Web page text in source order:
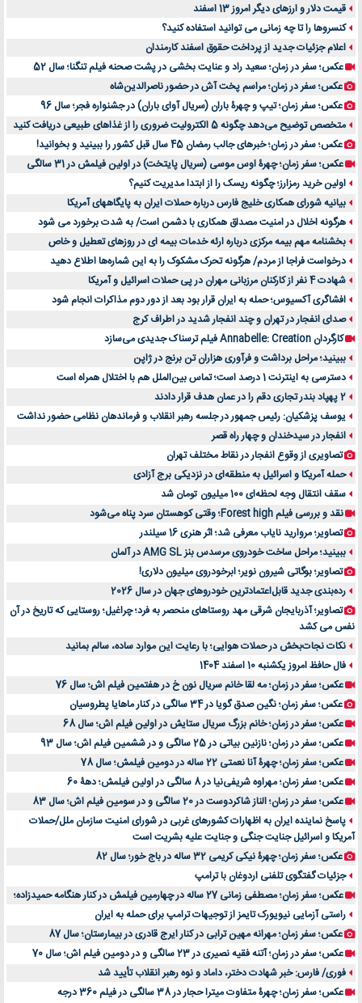
قیمت دلار و ارزهای دیگر امروز 13 اسفند
کنسروها را تا چه زمانی می توانید استفاده کنید؟
اعلام جزئیات جدید از پرداخت حقوق اسفند کارمندان
عکس؛ سفر در زمان؛ سعید راد و عنایت بخشی در پشت صحنه فیلم تنگنا؛ سال 52
عکس؛ سفر در زمان؛ مراسم پخت آش در حضور ناصرالدین‌شاه
عکس؛ سفر زمان؛ تیپ و چهرۀ باران (سریال آوای باران) در جشنواره فجر؛ سال 96
متخصص توضیح می‌دهد چگونه 5 الکترولیت ضروری را از غذاهای طبیعی دریافت کنید
عکس؛ سفر در زمان؛ خبرهای جالب رمضان 45 سال قبل کشور را ببینید و بخوانید!
عکس؛ سفر زمان؛ چهرۀ اوس موسی (سریال پایتخت) در اولین فیلمش در 31 سالگی
اولین خرید رمزارز؛ چگونه ریسک را از ابتدا مدیریت کنیم؟
بیانیه شورای همکاری خلیج فارس درباره حملات ایران به پایگاههای آمریکا
هرگونه اخلال در امنیت مصداق همکاری با دشمن است/ به شدت برخورد می شود
بخشنامه مهم بیمه مرکزی درباره ارئه خدمات بیمه ای در روزهای تعطیل و خاص
درخواست فراجا از مردم/ هرگونه تحرک مشکوک را به این شماره‌ها اطلاع دهید
شهادت 4 نفر از کارکنان مرزبانی مهران در پی حملات اسرائیل و آمریکا
افشاگری آکسیوس؛ حمله به ایران قرار بود بعد از دور دوم مذاکرات انجام شود
صدای انفجار در تهران و چند انفجار شدید در اطراف کرج
کارگردان Annabelle: Creation فیلم ترسناک جدیدی می‌سازد
ببینید؛ مراحل برداشت و فرآوری هزاران تن برنج در ژاپن
دسترسی به اینترنت 1 درصد است؛ تماس بین‌الملل هم با اختلال همراه است
2 پهپاد بندر تجاری دقم را در عمان هدف قرار دادند
یوسف پزشکیان: رئیس جمهور در جلسه رهبر انقلاب و فرماندهان نظامی حضور نداشت
انفجار در سیدخندان و چهار راه قصر
تصاویری از وقوع انفجار در نقاط مختلف تهران
حمله آمریکا و اسرائیل به منطقه‌ای در نزدیکی برج آزادی
سقف انتقال وجه لحظه‌ای 100 میلیون تومان شد
نقد و بررسی فیلم Forest high؛ وقتی کوهستان سرد پناه می‌شود
تصاویر؛ مروارید نایاب معرفی شد؛ اثر هنری 16 سیلندر
ببینید؛ مراحل ساخت خودروی مرسدس بنز AMG SL در آلمان
تصاویر؛ بوگاتی شیرون نویر؛ ابرخودروی میلیون دلاری!
رده‌بندی جدید قابل‌اعتمادترین خودروهای جهان در سال 2026
تصاویر؛ آذربایجان شرقی مهد روستاهای منحصر به فرد؛ چراغیل؛ روستایی که تاریخ در آن
نفس می کشد
نکات نجات‌بخش در حملات هوایی؛ با رعایت این موارد ساده، سالم بمانید
فال حافظ امروز یکشنبه 10 اسفند 1404
عکس؛ سفر در زمان؛ مه لقا خانم سریال نون خ در هفتمین فیلم اش؛ سال 76
عکس؛ سفر زمان؛ نگین صدق گویا در 34 سالگی در کنار ماهایا پطروسیان
عکس؛ سفر در زمان؛ خانم بزرگ سریال ستایش در اولین فیلم اش؛ سال 68
عکس؛ سفر در زمان؛ نازنین بیاتی در 25 سالگی و در ششمین فیلم اش؛ سال 93
عکس؛ سفر زمان؛ چهرۀ آنا نعمتی 22 ساله در دومین فیلمش؛ سال 78
عکس؛ سفر زمان؛ مهراوه شریفی‌نیا در 8 سالگی در اولین فیلمش؛ دهۀ 60
عکس؛ سفر در زمان؛ الناز شاکردوست در 20 سالگی و در سومین فیلم اش؛ سال 83
پاسخ نماینده ایران به اظهارات کشورهای غربی در شورای امنیت سازمان ملل/حملات
آمریکا و اسرائیل جنایت جنگی و جنایت علیه بشریت است
عکس؛ سفر زمان؛ چهرۀ نیکی کریمی 32 ساله در باج خور؛ سال 82
جزئیات گفتگوی تلفنی اردوغان با ترامپ
عکس؛ سفر زمان؛ مصطفی زمانی 27 ساله در چهارمین فیلمش در کنار هنگامه حمیدزاده؛
راستی آزمایی نیویورک تایمز از توجیهات ترامپ برای حمله به ایران
عکس؛ سفر زمان؛ مهرانه مهین ترابی در کنار ایرج قادری در بیمارستان؛ سال 87
عکس؛ سفر در زمان؛ آتنه فقیه نصیری در 23 سالگی و در دومین فیلم اش؛ سال 70
فوری/ فارس: خبر شهادت دختر، داماد و نوه رهبر انقلاب تأیید شد
عکس؛ سفر زمان؛ چهرۀ متفاوت میترا حجار در 38 سالگی در فیلم 360 درجه